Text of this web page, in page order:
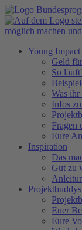
Young Impact
Geld
So
Was ihr
Infos
Fragen
Eure
Inspiration
Das
Gut zu
Projektbuddys
Euer
Eure